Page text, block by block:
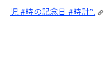
児 #時の記念日 #時計”.